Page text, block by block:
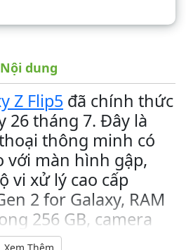
Nội dung
Z Flip5 đã chính thức
26 tháng 7. Đây là
thông minh có
với màn hình gập,
vi xử lý cao cấp
2 for Galaxy, RAM
256 GB, camera
3700 mAh.
Xem Thêm